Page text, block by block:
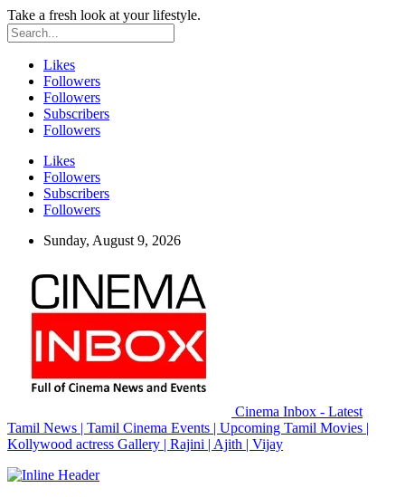
Take a fresh look at your lifestyle.
Likes
Followers
Followers
Subscribers
Followers
Likes
Followers
Subscribers
Followers
Sunday, August 9, 2026
Cinema Inbox - Latest
Tamil News | Tamil Cinema Events | Upcoming Tamil Movies |
Kollywood actress Gallery | Rajini | Ajith | Vijay